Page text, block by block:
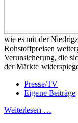
wie es mit der
Rohstoffpreisen
Verunsicherung, die
der Märkte
Presse/TV
Eigene Beiträge
Weiterlesen …